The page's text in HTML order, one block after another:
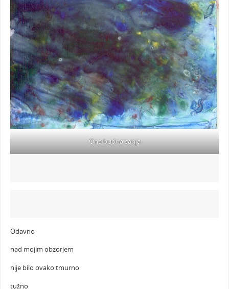
Ona budna sanja
Odavno
nad mojim obzorjem
nije bilo ovako tmurno
tužno